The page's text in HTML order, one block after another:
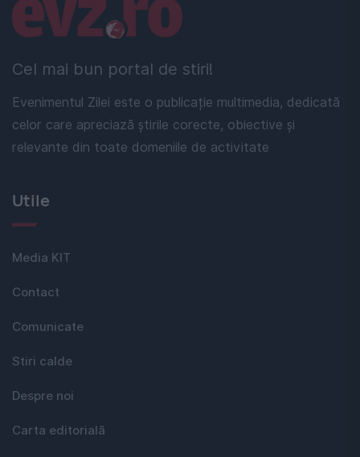
Cel mai bun portal de stiri!
Evenimentul Zilei este o publicație multimedia, dedicată
celor care apreciază știrile corecte, obiective și
relevante din toate domeniile de activitate
Linkuri utile
Utile
Media KIT
Contact
Comunicate
Stiri calde
Despre noi
Carta editorială